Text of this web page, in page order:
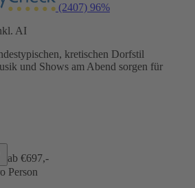
(2407) 96%
AI
kretischen Dorfstil
und Shows am Abend sorgen für
ab €697,-
Person